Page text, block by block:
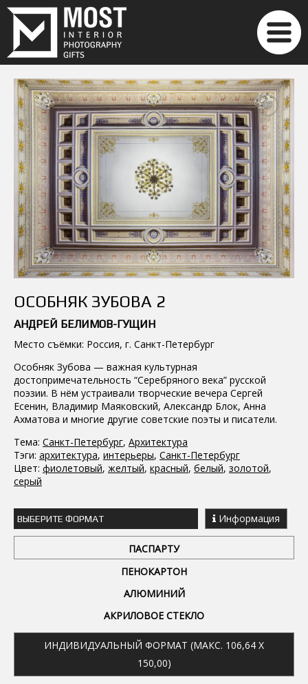
ОСОБНЯК ЗУБОВА 2
АНДРЕЙ БЕЛИМОВ-ГУЩИН
Место съёмки: Россия, г. Санкт-Петербург
Особняк Зубова — важная культурная
достопримечательность “Серебряного века” русской
поэзии. В нём устраивали творческие вечера Сергей
Есенин, Владимир Маяковский, Александр Блок, Анна
Ахматова и многие другие советские поэты и писатели.
Тема: Санкт-Петербург, Архитектура
Тэги: архитектура, интерьеры, Санкт-Петербург
Цвет: фиолетовый, желтый, красный, белый, золотой,
серый
ВЫБЕРИТЕ ФОРМАТ Информация
ПАСПАРТУ
ПЕНОКАРТОН
АЛЮМИНИЙ
АКРИЛОВОЕ СТЕКЛО
ИНДИВИДУАЛЬНЫЙ ФОРМАТ (МАКС. 106,64 X
150,00)